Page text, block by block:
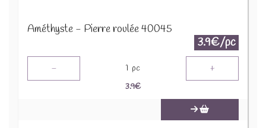
Améthyste - Pierre roulée 40045
3.9€/pc
- 1 pc +
3.9€